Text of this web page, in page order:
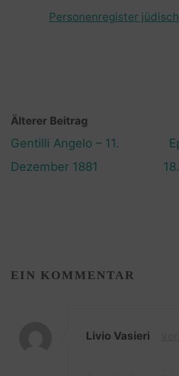
Personenregister
Älterer Beitrag
Gentilli Angelo – 11.
Dezember 1881
EIN KOMMENTAR
Livio Vasieri